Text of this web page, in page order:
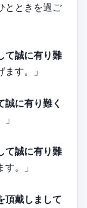
とときを過ご
て誠に有り難
す。」
誠に有り難く
て誠に有り難
。」
頂戴しまして